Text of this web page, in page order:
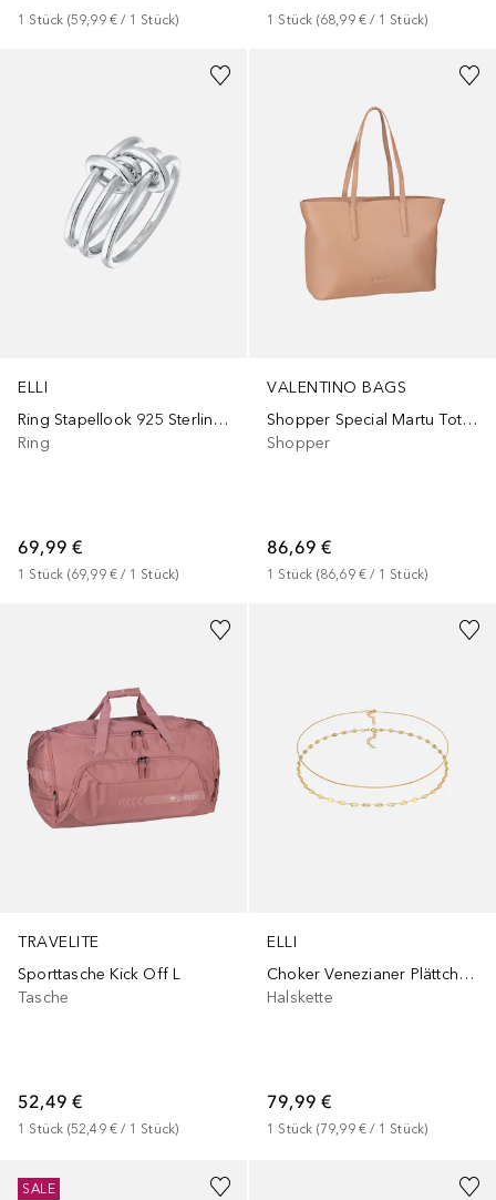
1 Stück (59,99 € / 1 Stück) 1 Stück (68,99 € / 1 Stück)
ELLI
Ring Stapellook 925 Sterling Silber
Ring
69,99 €
1 Stück (69,99 € / 1 Stück)
VALENTINO BAGS
Shopper Special Martu Tote D01
Shopper
86,69 €
1 Stück (86,69 € / 1 Stück)
TRAVELITE
Sporttasche Kick Off L
Tasche
52,49 €
1 Stück (52,49 € / 1 Stück)
ELLI
Choker Venezianer Plättchen 2er Set 925 Silber
Halskette
79,99 €
1 Stück (79,99 € / 1 Stück)
SALE